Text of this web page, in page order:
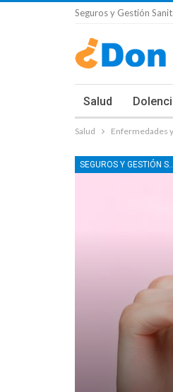
Seguros y Gestión
Salud
Salud Enfermedades
SEGUROS Y